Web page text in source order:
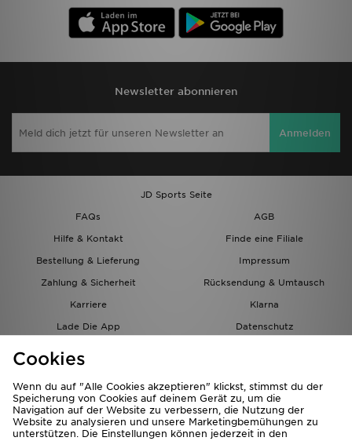
Newsletter abonnieren
Anmelden
JD Sports Seite
FAQs
AGB
Hilfe & Kontakt
Finde eine Filiale
Bestellung & Lieferung
Impressum
Zahlung & Sicherheit
Rücksendung & Umtausch
Karriere
Klarna
Lade Die App
Datenschutz
Cookies
Wenn du auf "Alle Cookies akzeptieren" klickst, stimmst du der
Speicherung von Cookies auf deinem Gerät zu, um die
Navigation auf der Website zu verbessern, die Nutzung der
Website zu analysieren und unsere Marketingbemühungen zu
unterstützen. Die Einstellungen können jederzeit in den